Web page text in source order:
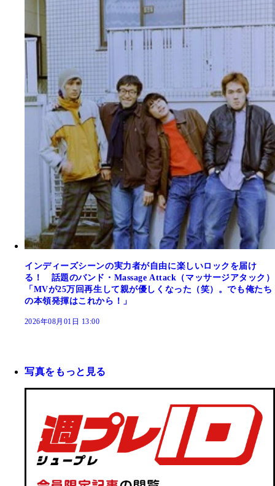
インディーズシーンの実力者が自由に楽しいロックを届け
る！ 話題のバンド・Massage Attack（マッサージアタック）
「MVが25万回再生して親が優しくなった（笑）。でも俺たち
の本領発揮はこれから！」
2026年08月01日 13:00
写真をもっと見る